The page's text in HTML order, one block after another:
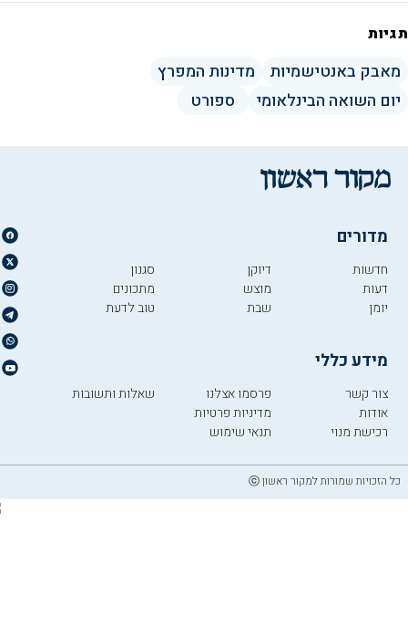
תגיות
מאבק באנטישמיות
מדינות המפרץ
יום השואה הבינלאומי
ספורט
מדורים
חדשות
דעות
יומן
דיוקן
מוצש
שבת
סגנון
מתכונים
טוב לדעת
מידע כללי
צור קשר
אודות
רכישת מנוי
פרסמו אצלנו
מדיניות פרטיות
תנאי שימוש
שאלות ותשובות
כל הזכויות שמורות למקור ראשון ⓒ